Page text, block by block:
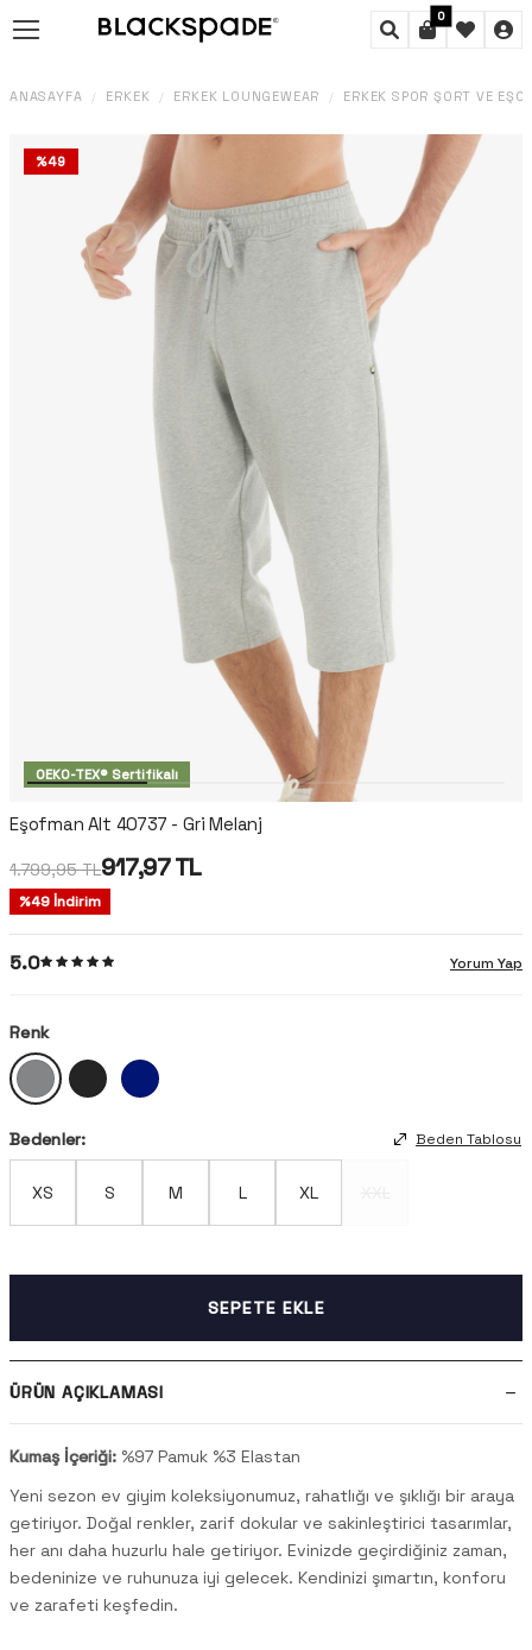
0
ANASAYFA / ERKEK / ERKEK LOUNGEWEAR / ERKEK SPOR ŞORT VE
%49
OEKO-TEX® Sertifikalı
Eşofman Alt 40737 - Gri Melanj
1.799,95TL917,97TL
%49İndirim
5.0 Yorum Yap
Renk
Bedenler: Beden Tablosu
XS S M L XL
SEPETE EKLE
ÜRÜN AÇIKLAMASI
Kumaş İçeriği: %97 Pamuk %3 Elastan
Yeni sezon ev giyim koleksiyonumuz, rahatlığı ve şıklığı bir araya
getiriyor. Doğal renkler, zarif dokular ve sakinleştirici tasarımlar,
her anı daha huzurlu hale getiriyor. Evinizde geçirdiğiniz zaman,
bedeninize ve ruhunuza iyi gelecek. Kendinizi şımartın, konforu
ve zarafeti keşfedin.